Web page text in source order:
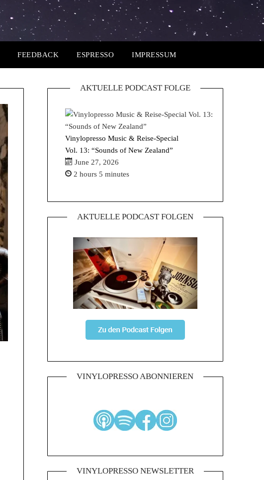
FEEDBACK ESPRESSO IMPRESSUM
AKTUELLE PODCAST FOLGE
Vinylopresso Music & Reise-Special
Vol. 13: “Sounds of New Zealand”
June 27, 2026
2 hours 5 minutes
AKTUELLE PODCAST FOLGEN
VINYLOPRESSO ABONNIEREN
VINYLOPRESSO NEWSLETTER